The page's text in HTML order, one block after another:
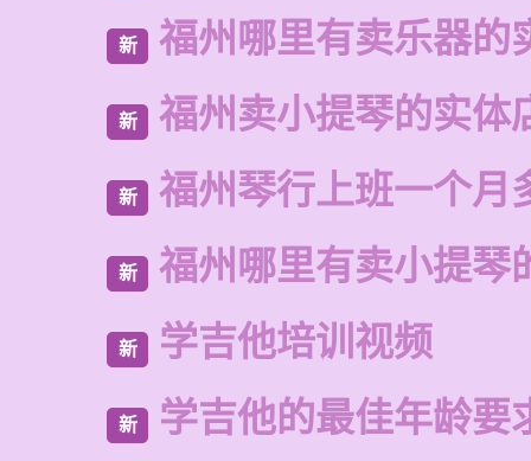
新 福州哪里有卖乐器的
新 福州卖小提琴的实体
新 福州琴行上班一个月
新 福州哪里有卖小提琴
新 学吉他培训视频
新 学吉他的最佳年龄要